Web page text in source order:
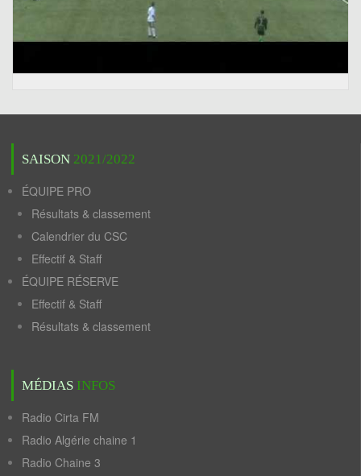
SAISON 2021/2022
ÉQUIPE PRO
Résultats & classement
Calendrier du CSC
Effectif & Staff
ÉQUIPE RÉSERVE
Effectif & Staff
Résultats & classement
MÉDIAS INFOS
Radio Cirta FM
Radio Algérie chaine 1
Radio Chaine 3